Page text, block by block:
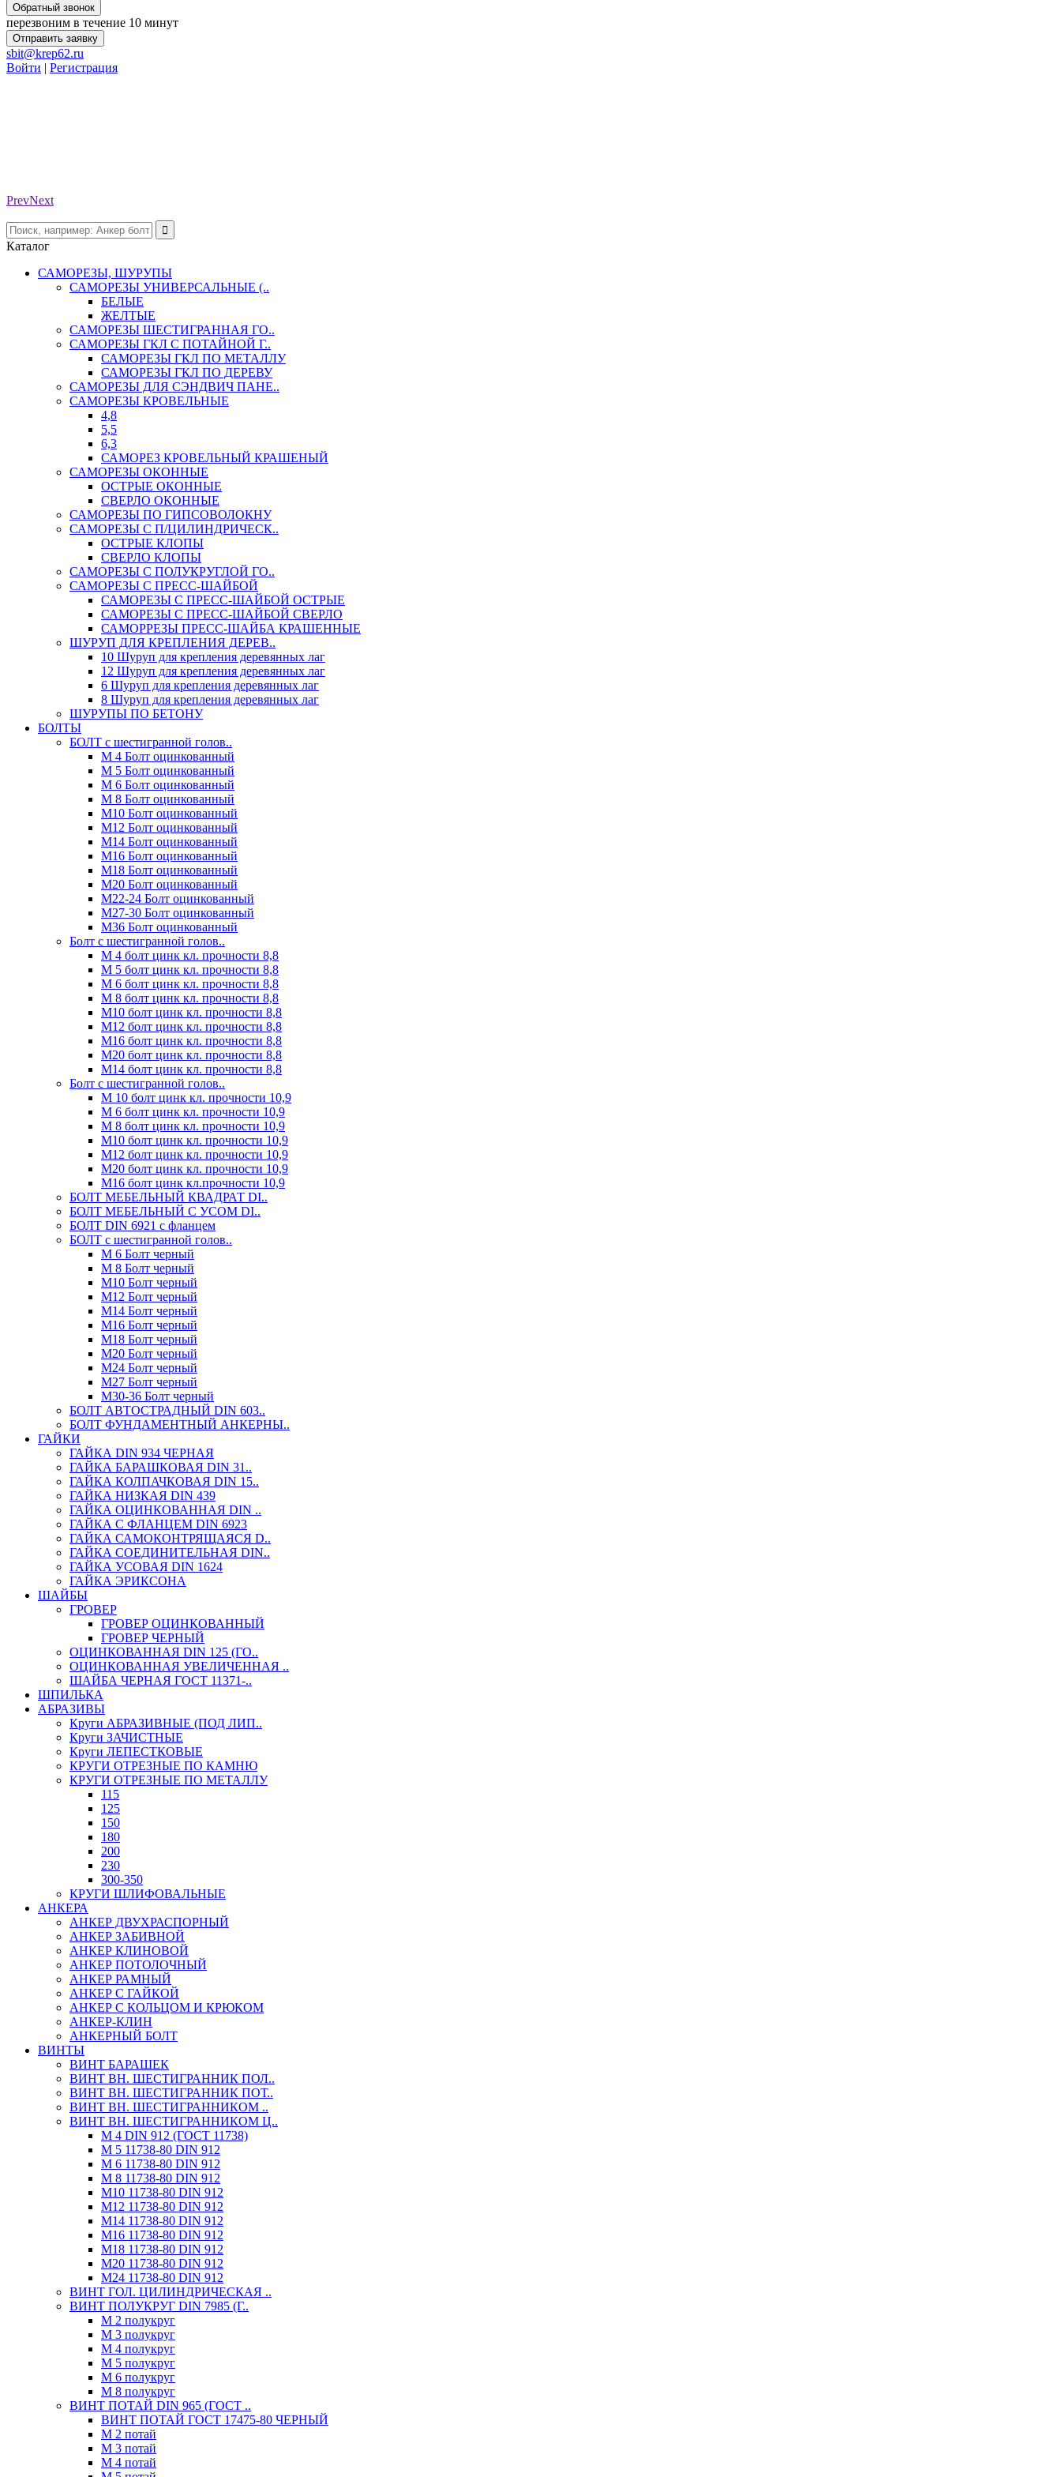
Обратный звонок
перезвоним в течение 10 минут
Отправить заявку
sbit@krep62.ru
Войти | Регистрация
PrevNext
Каталог
САМОРЕЗЫ, ШУРУПЫ
САМОРЕЗЫ УНИВЕРСАЛЬНЫЕ (..
БЕЛЫЕ
ЖЕЛТЫЕ
САМОРЕЗЫ ШЕСТИГРАННАЯ ГО..
САМОРЕЗЫ ГКЛ С ПОТАЙНОЙ Г..
САМОРЕЗЫ ГКЛ ПО МЕТАЛЛУ
САМОРЕЗЫ ГКЛ ПО ДЕРЕВУ
САМОРЕЗЫ ДЛЯ СЭНДВИЧ ПАНЕ..
САМОРЕЗЫ КРОВЕЛЬНЫЕ
4,8
5,5
6,3
САМОРЕЗ КРОВЕЛЬНЫЙ КРАШЕНЫЙ
САМОРЕЗЫ ОКОННЫЕ
ОСТРЫЕ ОКОННЫЕ
СВЕРЛО ОКОННЫЕ
САМОРЕЗЫ ПО ГИПСОВОЛОКНУ
САМОРЕЗЫ С П/ЦИЛИНДРИЧЕСК..
ОСТРЫЕ КЛОПЫ
СВЕРЛО КЛОПЫ
САМОРЕЗЫ С ПОЛУКРУГЛОЙ ГО..
САМОРЕЗЫ С ПРЕСС-ШАЙБОЙ
САМОРЕЗЫ С ПРЕСС-ШАЙБОЙ ОСТРЫЕ
САМОРЕЗЫ С ПРЕСС-ШАЙБОЙ СВЕРЛО
САМОРРЕЗЫ ПРЕСС-ШАЙБА КРАШЕННЫЕ
ШУРУП ДЛЯ КРЕПЛЕНИЯ ДЕРЕВ..
10 Шуруп для крепления деревянных лаг
12 Шуруп для крепления деревянных лаг
6 Шуруп для крепления деревянных лаг
8 Шуруп для крепления деревянных лаг
ШУРУПЫ ПО БЕТОНУ
БОЛТЫ
БОЛТ с шестигранной голов..
М 4 Болт оцинкованный
М 5 Болт оцинкованный
М 6 Болт оцинкованный
М 8 Болт оцинкованный
М10 Болт оцинкованный
М12 Болт оцинкованный
М14 Болт оцинкованный
М16 Болт оцинкованный
М18 Болт оцинкованный
М20 Болт оцинкованный
М22-24 Болт оцинкованный
М27-30 Болт оцинкованный
М36 Болт оцинкованный
Болт с шестигранной голов..
М 4 болт цинк кл. прочности 8,8
М 5 болт цинк кл. прочности 8,8
М 6 болт цинк кл. прочности 8,8
М 8 болт цинк кл. прочности 8,8
М10 болт цинк кл. прочности 8,8
М12 болт цинк кл. прочности 8,8
М16 болт цинк кл. прочности 8,8
М20 болт цинк кл. прочности 8,8
М14 болт цинк кл. прочности 8,8
Болт с шестигранной голов..
М 10 болт цинк кл. прочности 10,9
М 6 болт цинк кл. прочности 10,9
М 8 болт цинк кл. прочности 10,9
М10 болт цинк кл. прочности 10,9
М12 болт цинк кл. прочности 10,9
М20 болт цинк кл. прочности 10,9
М16 болт цинк кл.прочности 10,9
БОЛТ МЕБЕЛЬНЫЙ КВАДРАТ DI..
БОЛТ МЕБЕЛЬНЫЙ С УСОМ DI..
БОЛТ DIN 6921 c фланцем
БОЛТ с шестигранной голов..
М 6 Болт черный
М 8 Болт черный
М10 Болт черный
М12 Болт черный
М14 Болт черный
М16 Болт черный
М18 Болт черный
М20 Болт черный
М24 Болт черный
М27 Болт черный
М30-36 Болт черный
БОЛТ АВТОСТРАДНЫЙ DIN 603..
БОЛТ ФУНДАМЕНТНЫЙ АНКЕРНЫ..
ГАЙКИ
ГАЙКА DIN 934 ЧЕРНАЯ
ГАЙКА БАРАШКОВАЯ DIN 31..
ГАЙКА КОЛПАЧКОВАЯ DIN 15..
ГАЙКА НИЗКАЯ DIN 439
ГАЙКА ОЦИНКОВАННАЯ DIN ..
ГАЙКА С ФЛАНЦЕМ DIN 6923
ГАЙКА САМОКОНТРЯЩАЯСЯ D..
ГАЙКА СОЕДИНИТЕЛЬНАЯ DIN..
ГАЙКА УСОВАЯ DIN 1624
ГАЙКА ЭРИКСОНА
ШАЙБЫ
ГРОВЕР
ГРОВЕР ОЦИНКОВАННЫЙ
ГРОВЕР ЧЕРНЫЙ
ОЦИНКОВАННАЯ DIN 125 (ГО..
ОЦИНКОВАННАЯ УВЕЛИЧЕННАЯ ..
ШАЙБА ЧЕРНАЯ ГОСТ 11371-..
ШПИЛЬКА
АБРАЗИВЫ
Круги АБРАЗИВНЫЕ (ПОД ЛИП..
Круги ЗАЧИСТНЫЕ
Круги ЛЕПЕСТКОВЫЕ
КРУГИ ОТРЕЗНЫЕ ПО КАМНЮ
КРУГИ ОТРЕЗНЫЕ ПО МЕТАЛЛУ
115
125
150
180
200
230
300-350
КРУГИ ШЛИФОВАЛЬНЫЕ
АНКЕРА
АНКЕР ДВУХРАСПОРНЫЙ
АНКЕР ЗАБИВНОЙ
АНКЕР КЛИНОВОЙ
АНКЕР ПОТОЛОЧНЫЙ
АНКЕР РАМНЫЙ
АНКЕР С ГАЙКОЙ
АНКЕР С КОЛЬЦОМ И КРЮКОМ
АНКЕР-КЛИН
АНКЕРНЫЙ БОЛТ
ВИНТЫ
ВИНТ БАРАШЕК
ВИНТ ВН. ШЕСТИГРАННИК ПОЛ..
ВИНТ ВН. ШЕСТИГРАННИК ПОТ..
ВИНТ ВН. ШЕСТИГРАННИКОМ ..
ВИНТ ВН. ШЕСТИГРАННИКОМ Ц..
М 4 DIN 912 (ГОСТ 11738)
М 5 11738-80 DIN 912
М 6 11738-80 DIN 912
М 8 11738-80 DIN 912
М10 11738-80 DIN 912
М12 11738-80 DIN 912
М14 11738-80 DIN 912
М16 11738-80 DIN 912
М18 11738-80 DIN 912
М20 11738-80 DIN 912
М24 11738-80 DIN 912
ВИНТ ГОЛ. ЦИЛИНДРИЧЕСКАЯ ..
ВИНТ ПОЛУКРУГ DIN 7985 (Г..
М 2 полукруг
М 3 полукруг
М 4 полукруг
М 5 полукруг
М 6 полукруг
М 8 полукруг
ВИНТ ПОТАЙ DIN 965 (ГОСТ ..
ВИНТ ПОТАЙ ГОСТ 17475-80 ЧЕРНЫЙ
М 2 потай
М 3 потай
М 4 потай